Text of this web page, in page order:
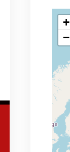
+
−